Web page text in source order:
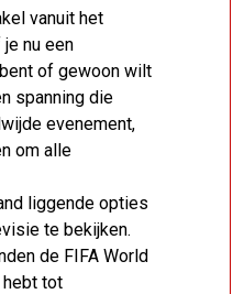
vanuit het
nu een
of gewoon wilt
spanning die
evenement,
om alle
liggende opties
te bekijken.
de FIFA World
hebt tot